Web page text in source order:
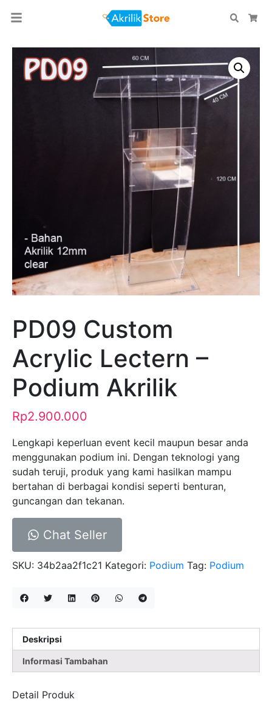
Search
PD09 Custom
Acrylic Lectern –
Podium Akrilik
Rp2.900.000
Lengkapi keperluan event kecil maupun besar anda
menggunakan podium ini. Dengan teknologi yang
sudah teruji, produk yang kami hasilkan mampu
bertahan di berbagai kondisi seperti benturan,
guncangan dan tekanan.
Chat Seller
SKU: 34b2aa2f1c21 Kategori: Podium Tag: Podium
Deskripsi
Informasi Tambahan
Detail Produk